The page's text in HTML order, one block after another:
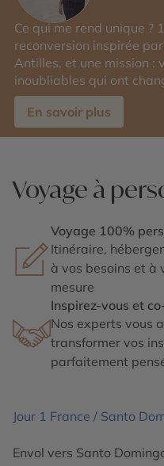
Ce qui me rend unique ?
reconversion inspirée
Antilles, et une mission :
inoubliables qui ont
En savoir plus
Voyage à
Voyage 100%
Itinéraire,
à vos besoins et à
mesure
Inspirez-vous et
Nos experts vous
transformer vos
parfaitement
Jour 1 France / Santo
Envol vers Santo